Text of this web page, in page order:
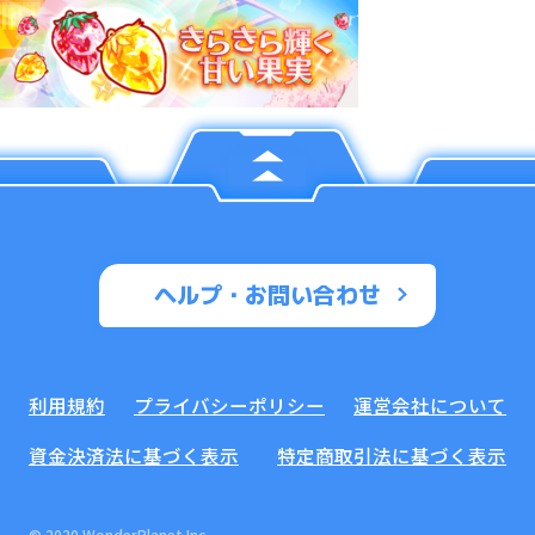
ヘルプ・お問い合わせ
利用規約 プライバシーポリシー
運営会社について
資金決済法に基づく表示
特定商取引法に基づく表示